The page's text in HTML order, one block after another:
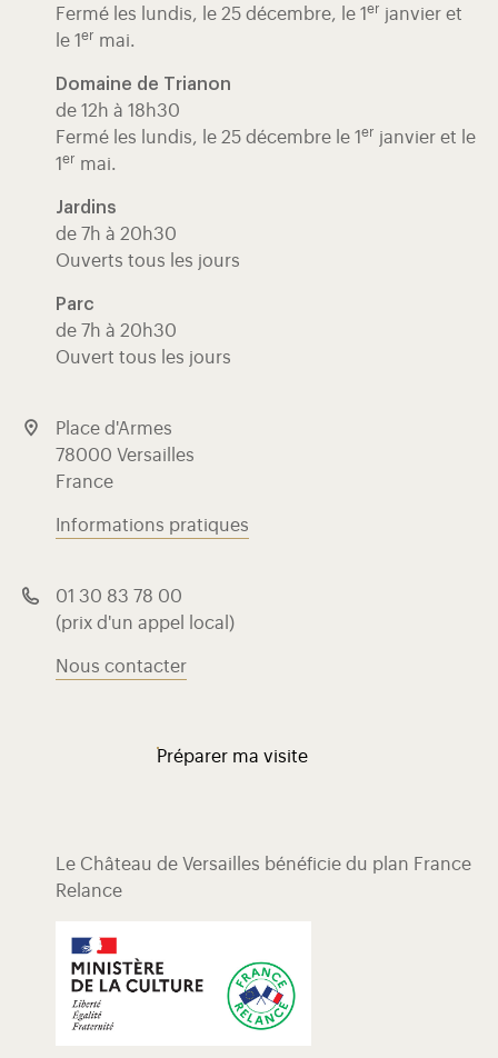
Fermé les lundis, le 25 décembre, le 1 er janvier et
le 1 er mai.
Domaine de Trianon
de 12h à 18h30
Fermé les lundis, le 25 décembre le 1 er janvier et le
1 er mai.
Jardins
de 7h à 20h30
Ouverts tous les jours
Parc
de 7h à 20h30
Ouvert tous les jours
Place d'Armes
78000 Versailles
France
Informations pratiques
01 30 83 78 00
(prix d'un appel local)
Nous contacter
Préparer ma visite
Le Château de Versailles bénéficie du plan France
Relance